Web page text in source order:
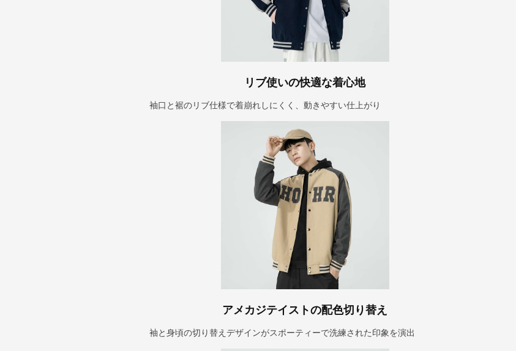
リブ使いの快適な着心地
袖口と裾のリブ仕様で着崩れしにくく、動きやすい仕上がり
アメカジテイストの配色切り替え
袖と身頃の切り替えデザインがスポーティーで洗練された印象を演出